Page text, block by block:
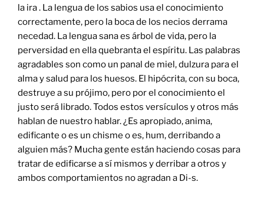
la ira . La lengua de los sabios usa el conocimiento
correctamente, pero la boca de los necios derrama
necedad. La lengua sana es árbol de vida, pero la
perversidad en ella quebranta el espíritu. Las palabras
agradables son como un panal de miel, dulzura para el
alma y salud para los huesos. El hipócrita, con su boca,
destruye a su prójimo, pero por el conocimiento el
justo será librado. Todos estos versículos y otros más
hablan de nuestro hablar. ¿Es apropiado, anima,
edificante o es un chisme o es, hum, derribando a
alguien más? Mucha gente están haciendo cosas para
tratar de edificarse a sí mismos y derribar a otros y
ambos comportamientos no agradan a Di-s.